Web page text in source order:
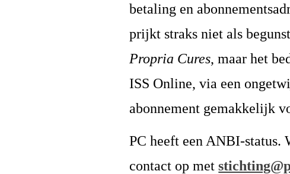
betaling en
prijkt straks niet als
Propria Cures, maar het
ISS Online, via een
abonnement gemakkelijk
PC heeft een ANBI-status.
contact op met